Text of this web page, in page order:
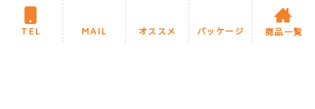
式 ￥30,000～
TEL MAIL オススメ パッケージ 商品一覧